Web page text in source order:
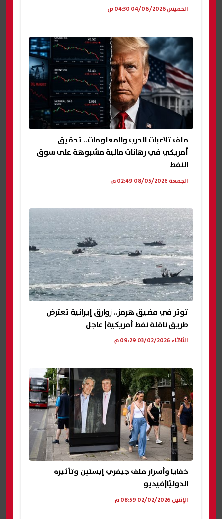
الخميس 04/06/2026 04:30 ص
ملف تلاعبات الحرب والمعلومات.. تحقيق
أمريكي في رهانات مالية مشبوهة على سوق
النفط
الجمعة 08/05/2026 02:49 م
توتر في مضيق هرمز.. زوارق إيرانية تعترض
طريق ناقلة نفط أمريكية| عاجل
الثلاثاء 03/02/2026 09:29 م
خفايا وأسرار ملف جيفري إبستين وتأثيره
الدوليًا|فيديو
الإثنين 02/02/2026 08:59 م